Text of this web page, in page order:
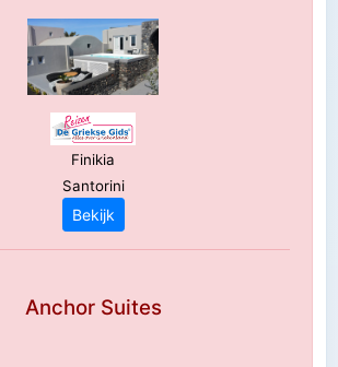
Finikia
Santorini
Bekijk
Anchor Suites